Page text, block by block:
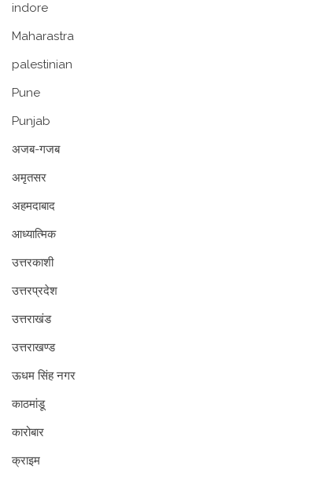
indore
Maharastra
palestinian
Pune
Punjab
अजब-गजब
अमृतसर
अहमदाबाद
आध्यात्मिक
उत्तरकाशी
उत्तरप्रदेश
उत्तराखंड
उत्तराखण्ड
ऊधम सिंह नगर
काठमांडू
कारोबार
क्राइम